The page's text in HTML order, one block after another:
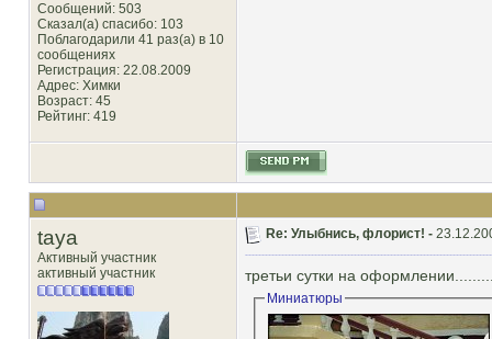
Сообщений: 503
Сказал(а) спасибо: 103
Поблагодарили 41 раз(а) в 10
сообщениях
Регистрация: 22.08.2009
Адрес: Химки
Возраст: 45
Рейтинг: 419
taya
Активный участник
активный участник
Re: Улыбнись, флорист! -
третьи сутки на
Миниатюры